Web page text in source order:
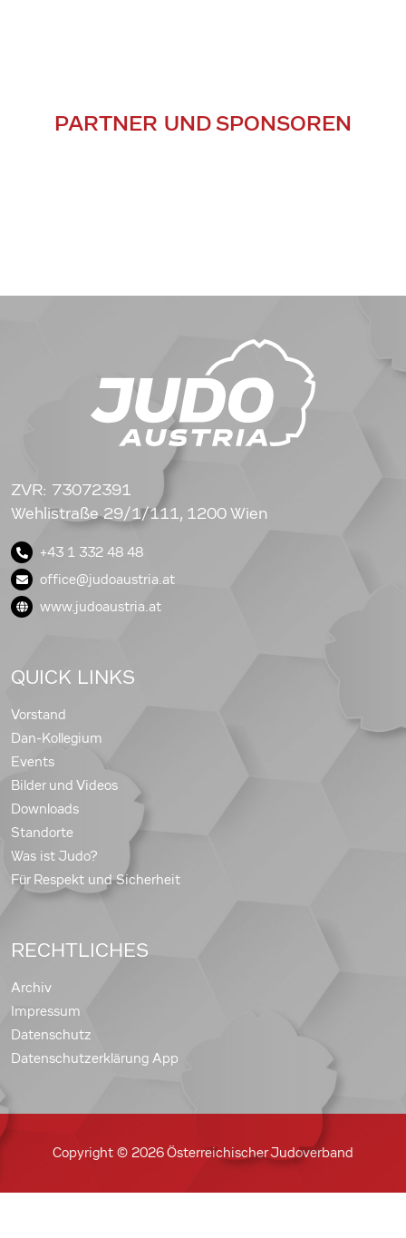
PARTNER UND SPONSOREN
ZVR: 73072391
Wehlistraße 29/1/111, 1200 Wien
+43 1 332 48 48
office@judoaustria.at
www.judoaustria.at
QUICK LINKS
Vorstand
Dan-Kollegium
Events
Bilder und Videos
Downloads
Standorte
Was ist Judo?
Für Respekt und Sicherheit
RECHTLICHES
Archiv
Impressum
Datenschutz
Datenschutzerklärung App
Copyright © 2026 Österreichischer Judoverband